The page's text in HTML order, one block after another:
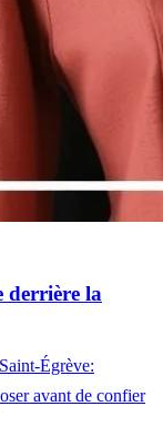
derrière la
Égrève:
avant de confier